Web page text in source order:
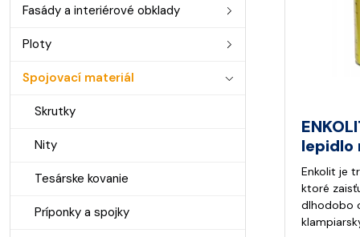
Fasády a interiérové obklady
Ploty
Spojovací materiál
Skrutky
Nity
Tesárske kovanie
Príponky a spojky
lepidlo
Enkolit je
ktoré
dlhodobo